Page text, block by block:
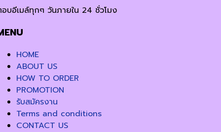
บอีเมล์ทุกๆ วันภายใน 24 ชั่วโมง
HOME
ABOUT US
HOW TO ORDER
PROMOTION
รับสมัครงาน
Terms and conditions
CONTACT US